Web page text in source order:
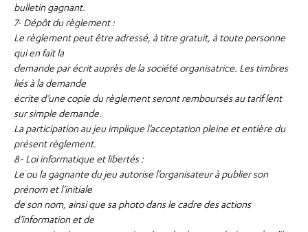
bulletin gagnant.
7- Dépôt du règlement :
Le règlement peut être adressé, à titre gratuit, à toute personne
qui en fait la
demande par écrit auprès de la société organisatrice. Les timbres
liés à la demande
écrite d’une copie du règlement seront remboursés au tarif lent
sur simple demande.
La participation au jeu implique l’acceptation pleine et entière du
présent règlement.
8- Loi informatique et libertés :
Le ou la gagnante du jeu autorise l’organisateur à publier son
prénom et l’initiale
de son nom, ainsi que sa photo dans le cadre des actions
d’information et de